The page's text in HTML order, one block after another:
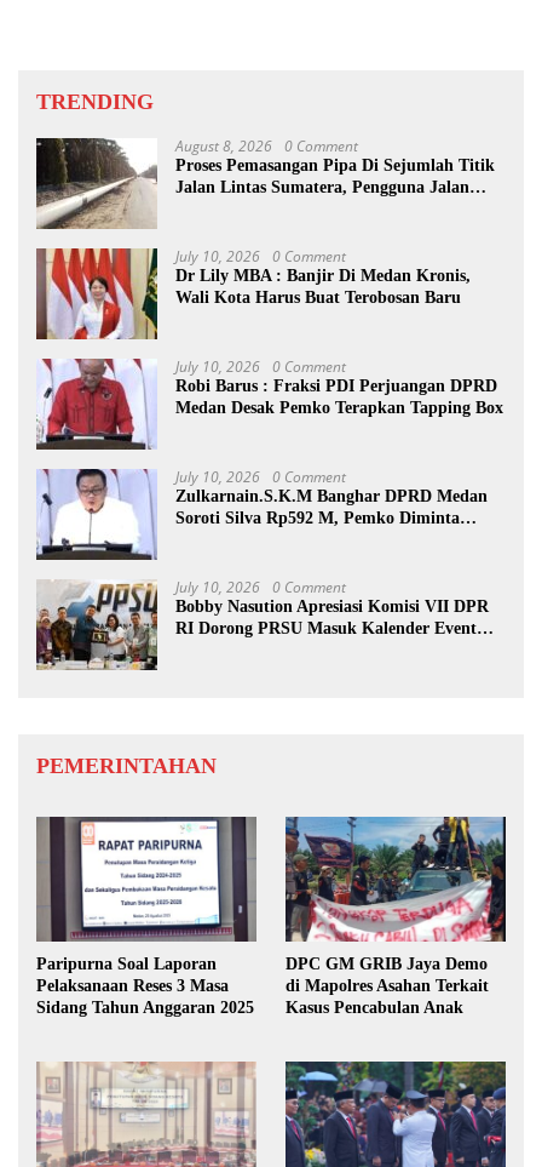
TRENDING
August 8, 2026 0 Comment
Proses Pemasangan Pipa Di Sejumlah Titik
Jalan Lintas Sumatera, Pengguna Jalan
July 10, 2026 0 Comment
Dr Lily MBA : Banjir Di Medan Kronis,
Wali Kota Harus Buat Terobosan Baru
July 10, 2026 0 Comment
Robi Barus : Fraksi PDI Perjuangan DPRD
Medan Desak Pemko Terapkan Tapping Box
July 10, 2026 0 Comment
Zulkarnain.S.K.M Banghar DPRD Medan
Soroti Silva Rp592 M, Pemko Diminta
July 10, 2026 0 Comment
Bobby Nasution Apresiasi Komisi VII DPR
RI Dorong PRSU Masuk Kalender Event
PEMERINTAHAN
Paripurna Soal Laporan
Pelaksanaan Reses 3 Masa
Sidang Tahun Anggaran 2025
DPC GM GRIB Jaya Demo
di Mapolres Asahan Terkait
Kasus Pencabulan Anak